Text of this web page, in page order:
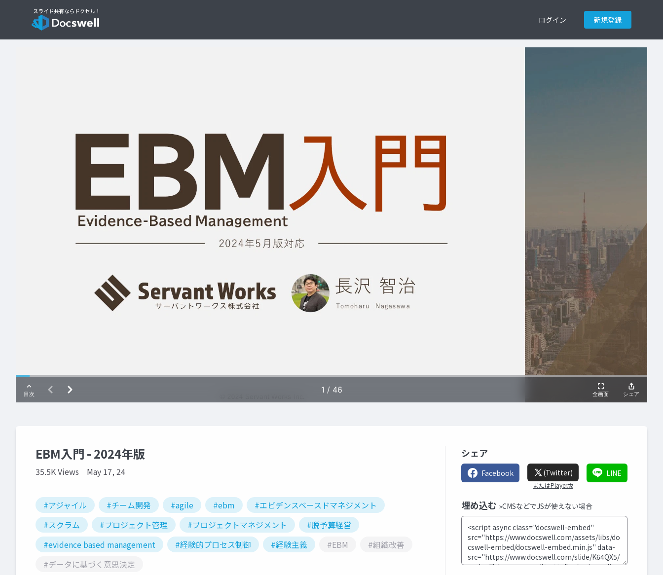
ログイン 新規登録
EBM入門 - 2024年版
35.5K Views May 17, 24
#アジャイル #チーム開発 #agile #ebm
#エビデンスベースドマネジメント
#スクラム
#プロジェクト管理 #プロジェクトマネジメント
#脱予算経営
#evidence based management
#経験的プロセス制御 #経験主義 #EBM
#組織改善
#データに基づく意思決定
シェア
Facebook (Twitter)
またはPlayer版
LINE
埋め込む »CMSなどでJSが使えない場合